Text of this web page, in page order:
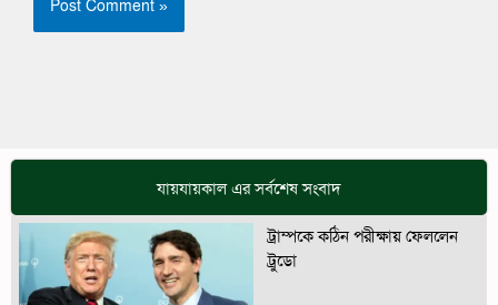
যায়যায়কাল এর সর্বশেষ সংবাদ
ট্রাম্পকে কঠিন পরীক্ষায় ফেললেন
ট্রুডো